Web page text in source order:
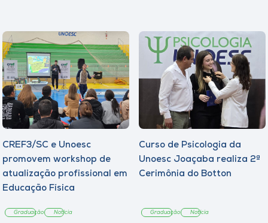
CREF3/SC e Unoesc
promovem workshop de
atualização profissional em
Educação Física
Graduação Notícia
Curso de Psicologia da
Unoesc Joaçaba realiza 2ª
Cerimônia do Botton
Graduação Notícia